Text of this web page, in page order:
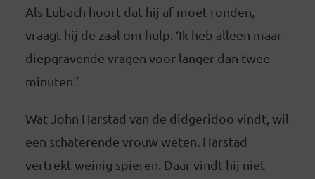
Als Lubach hoort dat hij af moet ronden,
vraagt hij de zaal om hulp. ‘Ik heb alleen maar
diepgravende vragen voor langer dan twee
minuten.’
Wat John Harstad van de didgeridoo vindt, wil
een schaterende vrouw weten. Harstad
vertrekt weinig spieren. Daar vindt hij niet